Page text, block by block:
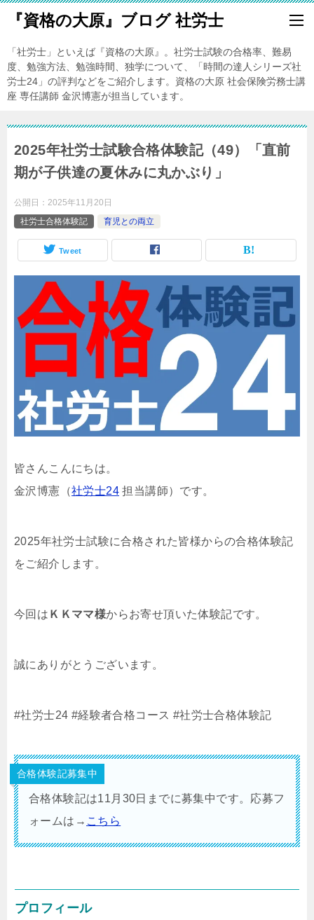
『資格の大原』ブログ 社労士
「社労士」といえば『資格の大原』。社労士試験の合格率、難易
度、勉強方法、勉強時間、独学について、「時間の達人シリーズ社
労士24」の評判などをご紹介します。資格の大原 社会保険労務士講
座 専任講師 金沢博憲が担当しています。
2025年社労士試験合格体験記（49）「直前
期が子供達の夏休みに丸かぶり」
公開日： 2025年11月20日
社労士合格体験記
育児との両立
Tweet
皆さんこんにちは。
金沢博憲（社労士24 担当講師）です。
2025年社労士試験に合格された皆様からの合格体験記
をご紹介します。
今回は ＫＫママ様からお寄せ頂いた体験記です。
誠にありがとうございます。
#社労士24 #経験者合格コース #社労士合格体験記
合格体験記募集中
合格体験記は11月30日までに募集中です。応募フ
ォームは→ こちら
プロフィール